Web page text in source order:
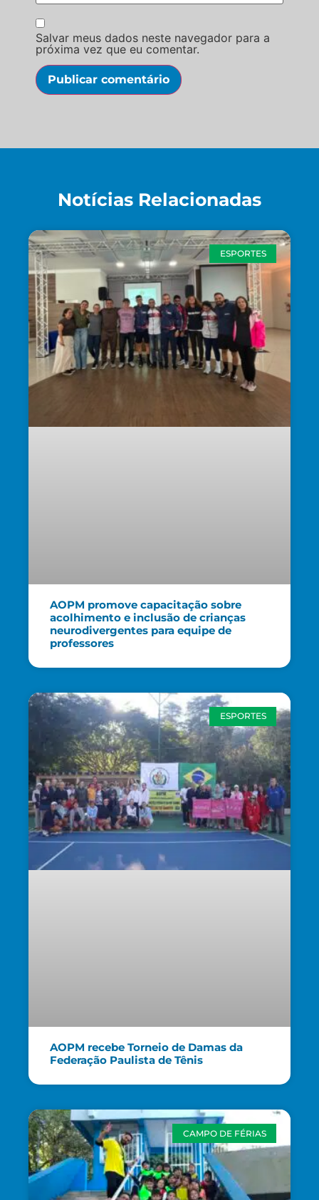
Salvar meus dados neste navegador para a
próxima vez que eu comentar.
Notícias Relacionadas
ESPORTES
AOPM promove capacitação sobre
acolhimento e inclusão de crianças
neurodivergentes para equipe de
professores
ESPORTES
AOPM recebe Torneio de Damas da
Federação Paulista de Tênis
CAMPO DE FÉRIAS